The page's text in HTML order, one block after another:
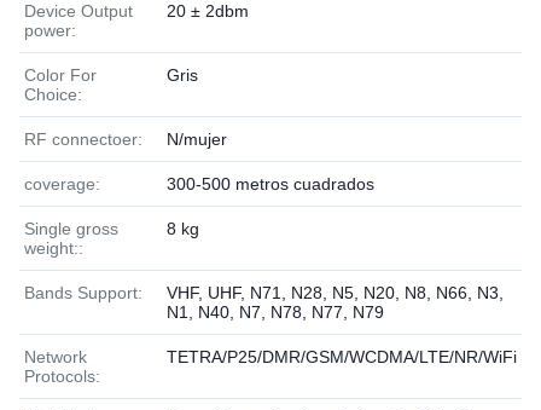
Device Output
power:
20 ± 2dbm
Color For
Choice:
Gris
RF connectoer: N/mujer
coverage: 300-500 metros cuadrados
Single gross
weight::
8 kg
Bands Support:
VHF, UHF, N71, N28, N5, N20, N8, N66, N3,
N1, N40, N7, N78, N77, N79
Network
Protocols:
TETRA/P25/DMR/GSM/WCDMA/LTE/NR/WiFi